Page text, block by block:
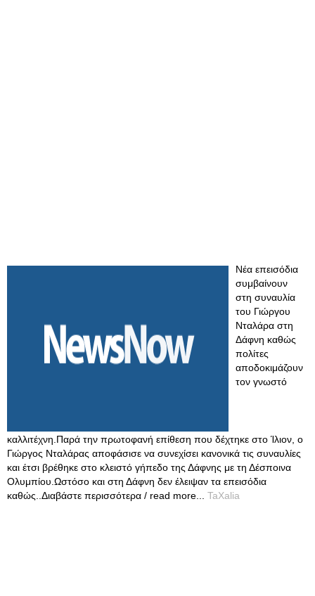
Νέα επεισόδια
συμβαίνουν
στη συναυλία
του Γιώργου
Νταλάρα στη
Δάφνη καθώς
πολίτες
αποδοκιμάζουν
τον γνωστό
καλλιτέχνη.Παρά την πρωτοφανή επίθεση που δέχτηκε στο Ίλιον, ο
Γιώργος Νταλάρας αποφάσισε να συνεχίσει κανονικά τις συναυλίες
και έτσι βρέθηκε στο κλειστό γήπεδο της Δάφνης με τη Δέσποινα
Ολυμπίου.Ωστόσο και στη Δάφνη δεν έλειψαν τα επεισόδια
καθώς..Διαβάστε περισσότερα / read more... TaXalia